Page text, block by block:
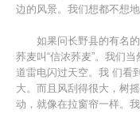
边的风景。我们想都不想地
如果问长野县的有名的
荞麦叫“信浓荞麦”。我们
道雷电闪过天空。我 们看
大。而且风刮得很大，树
动，就像在拉窗帘一样。